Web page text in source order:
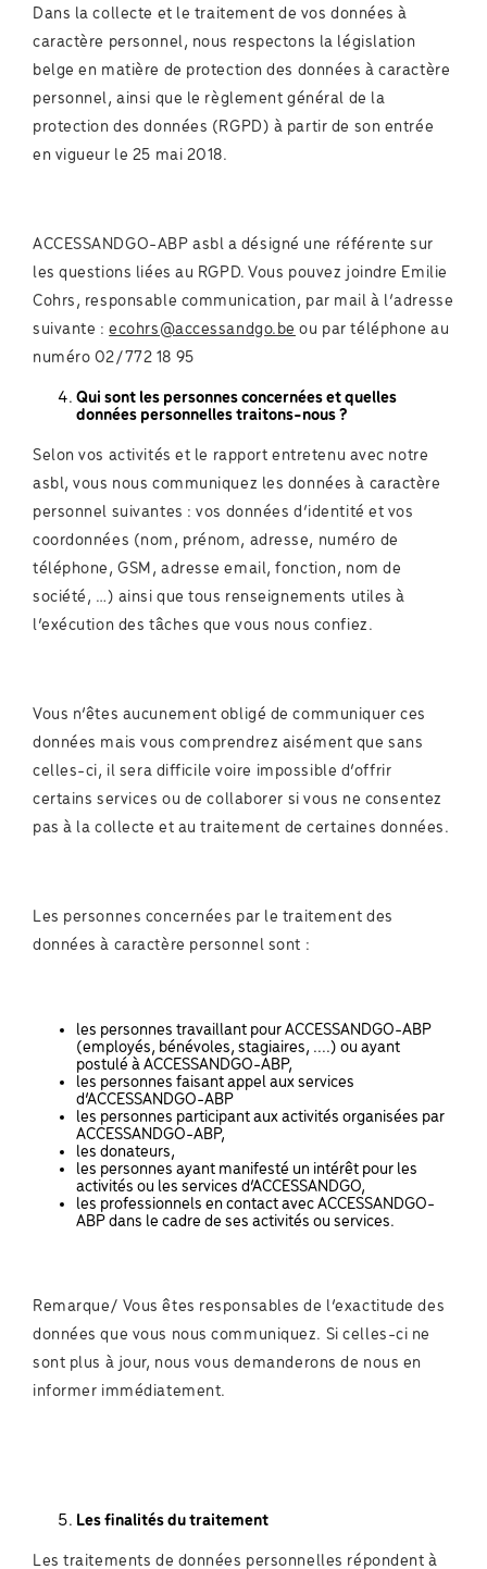
Dans la collecte et le traitement de vos données à
caractère personnel, nous respectons la législation
belge en matière de protection des données à caractère
personnel, ainsi que le règlement général de la
protection des données (RGPD) à partir de son entrée
en vigueur le 25 mai 2018.
ACCESSANDGO-ABP asbl a désigné une référente sur
les questions liées au RGPD. Vous pouvez joindre Emilie
Cohrs, responsable communication, par mail à l’adresse
suivante :ecohrs@accessandgo.be ou par téléphone au
numéro 02/772 18 95
Qui sont les personnes concernées et quelles
données personnelles traitons-nous ?
Selon vos activités et le rapport entretenu avec notre
asbl, vous nous communiquez les données à caractère
personnel suivantes : vos données d’identité et vos
coordonnées (nom, prénom, adresse, numéro de
téléphone, GSM, adresse email, fonction, nom de
société, …) ainsi que tous renseignements utiles à
l’exécution des tâches que vous nous confiez.
Vous n’êtes aucunement obligé de communiquer ces
données mais vous comprendrez aisément que sans
celles-ci, il sera difficile voire impossible d’offrir
certains services ou de collaborer si vous ne consentez
pas à la collecte et au traitement de certaines données.
Les personnes concernées par le traitement des
données à caractère personnel sont :
les personnes travaillant pour ACCESSANDGO-ABP
(employés, bénévoles, stagiaires, ....) ou ayant
postulé à ACCESSANDGO-ABP,
les personnes faisant appel aux services
d’ACCESSANDGO-ABP
les personnes participant aux activités organisées par
ACCESSANDGO-ABP,
les donateurs,
les personnes ayant manifesté un intérêt pour les
activités ou les services d’ACCESSANDGO,
les professionnels en contact avec ACCESSANDGO-
ABP dans le cadre de ses activités ou services.
Remarque/ Vous êtes responsables de l’exactitude des
données que vous nous communiquez. Si celles-ci ne
sont plus à jour, nous vous demanderons de nous en
informer immédiatement.
Les finalités du traitement
Les traitements de données personnelles répondent à